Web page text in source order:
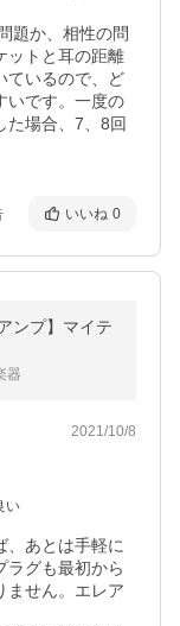
題か、相性の問
ットと耳の距離
ているので、ど
いです。一度の
た場合、7、8回
いいね 0
ンプ】マイテ
器
2021/10/8
い
、あとは手軽に
ラグも最初から
ません。エレア